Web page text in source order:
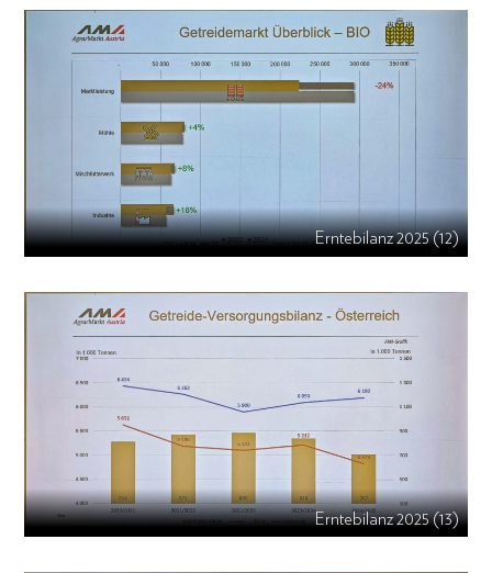
Erntebilanz 2025 (12)
Erntebilanz 2025 (13)